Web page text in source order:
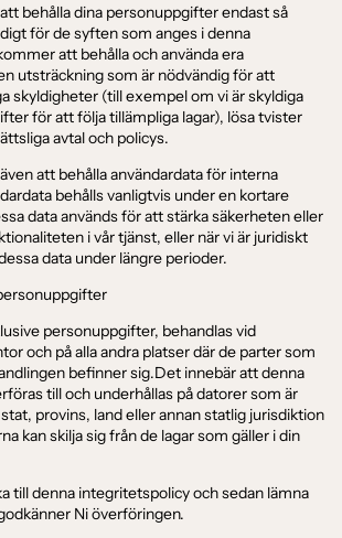
behålla dina personuppgifter endast så
för de syften som anges i denna
att behålla och använda era
utsträckning som är nödvändig för att
skyldigheter (till exempel om vi är skyldiga
för att följa tillämpliga lagar), lösa tvister
avtal och policys.
att behålla användardata för interna
behålls vanligtvis under en kortare
data används för att stärka säkerheten eller
i vår tjänst, eller när vi är juridiskt
data under längre perioder.
personuppgifter, behandlas vid
och på alla andra platser där de parter som
befinner sig.Det innebär att denna
till och underhållas på datorer som är
provins, land eller annan statlig jurisdiktion
kan skilja sig från de lagar som gäller i din
till denna integritetspolicy och sedan lämna
Ni överföringen.